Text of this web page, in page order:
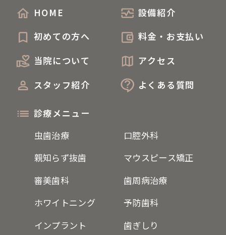
HOME
初めての方へ
当院について
スタッフ紹介
設備紹介
料金・お支払い
アクセス
よくある質問
診療メニュー
虫歯治療
親知らず抜歯
審美歯科
ホワイトニング
インプラント
口腔外科
マウスピース矯正
歯周病治療
予防歯科
歯ぎしり